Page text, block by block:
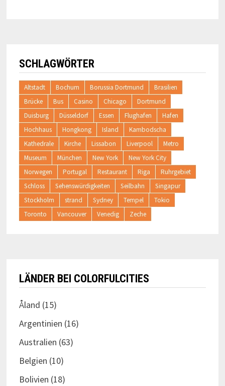
SCHLAGWÖRTER
Altstadt Bochum Borussia Dortmund
Brasilien
Brücke
Bus Casino Chicago
Dortmund
Duisburg
Düsseldorf Essen Flughafen
Hafen
Hochhaus
Hongkong Island
Kambodscha
Kathedrale
Kirche Lissabon Liverpool
Metro
Museum
München New York
New York City
Norwegen
Portugal Restaurant Riga
Ruhrgebiet
Schloss
Sehenswürdigkeiten Seilbahn
Singapur
Stockholm
strand Sydney Tempel
Tokio
Toronto
Vancouver Venedig Zeche
LÄNDER BEI COLORFULCITIES
Åland (15)
Argentinien (16)
Australien (63)
Belgien (10)
Bolivien (18)